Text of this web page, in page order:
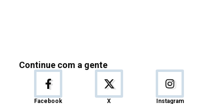
Continue com a gente
Facebook X Instagram